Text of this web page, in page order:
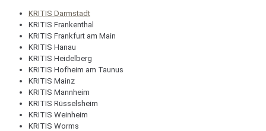
KRITIS Darmstadt
KRITIS Frankenthal
KRITIS Frankfurt am Main
KRITIS Hanau
KRITIS Heidelberg
KRITIS Hofheim am Taunus
KRITIS Mainz
KRITIS Mannheim
KRITIS Rüsselsheim
KRITIS Weinheim
KRITIS Worms